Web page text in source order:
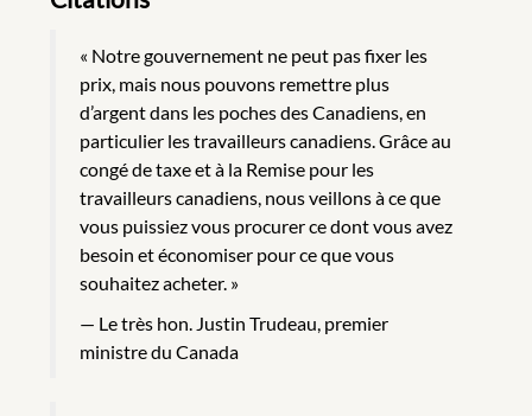
« Notre gouvernement ne peut pas fixer les
prix, mais nous pouvons remettre plus
d’argent dans les poches des Canadiens, en
particulier les travailleurs canadiens. Grâce au
congé de taxe et à la Remise pour les
travailleurs canadiens, nous veillons à ce que
vous puissiez vous procurer ce dont vous avez
besoin et économiser pour ce que vous
souhaitez acheter. »
Le très hon. Justin Trudeau, premier
ministre du Canada